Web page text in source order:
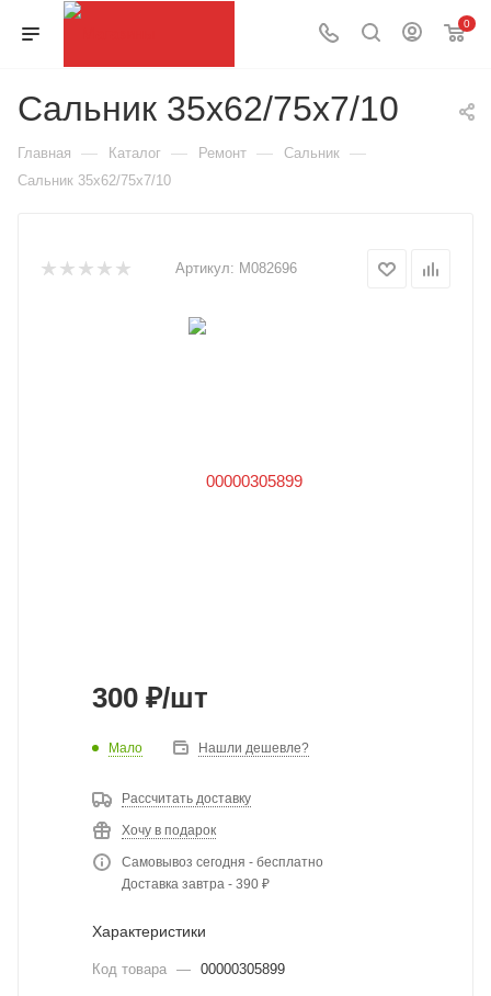
0
Сальник 35х62/75х7/10
Главная — Каталог — Ремонт — Сальник —
Сальник 35х62/75х7/10
Артикул: М082696
300 ₽/шт
Мало Нашли дешевле?
Рассчитать доставку
Хочу в подарок
Самовывоз сегодня - бесплатно
Доставка завтра - 390 ₽
Характеристики
Код товара — 00000305899